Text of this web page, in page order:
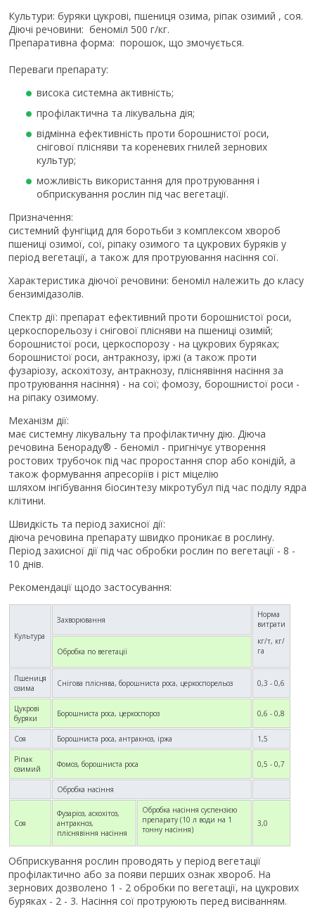
Культури: буряки цукрові, пшениця озима, ріпак озимий , соя.
Діючі речовини: беноміл 500 г/кг.
Препаративна форма: порошок, що змочується.
Переваги препарату:
висока системна активність;
профілактична та лікувальна дія;
відмінна ефективність проти борошнистої роси,
снігової плісняви та кореневих гнилей зернових
культур;
можливість використання для протруювання і
обприскування рослин під час вегетації.
Призначення:
системний фунгіцид для боротьби з комплексом хвороб
пшениці озимої, сої, ріпаку озимого та цукрових буряків у
період вегетації, а також для протруювання насіння сої.
Характеристика діючої речовини: беноміл належить до класу
бензимідазолів.
Спектр дії: препарат ефективний проти борошнистої роси,
церкоспорельозу і снігової плісняви на пшениці озимій;
борошнистої роси, церкоспорозу - на цукрових буряках;
борошнистої роси, антракнозу, іржі (а також проти
фузаріозу, аскохітозу, антракнозу, пліснявіння насіння за
протруювання насіння) - на сої; фомозу, борошнистої роси -
на ріпаку озимому.
Механізм дії:
має системну лікувальну та профілактичну дію. Діюча
речовина Бенораду® - беноміл - пригнічує утворення
ростових трубочок під час проростання спор або конідій, а
також формування апресоріїв і ріст міцелію
шляхом інгібування біосинтезу мікротубул під час поділу ядра
клітини.
Швидкість та період захисної дії:
діюча речовина препарату швидко проникає в рослину.
Період захисної дії під час обробки рослин по вегетації - 8 -
10 днів.
Рекомендації щодо застосування:
Культура
Захворювання
Норма
витрати
кг/т, кг/
га
Обробка по вегетації
Пшениця
озима
Снігова пліснява, борошниста роса, церкоспорельоз 0,3 - 0,6
Цукрові
буряки
Борошниста роса, церкоспороз 0,6 - 0,8
Соя Борошниста роса, антракноз, іржа 1,5
Ріпак
озимий
Фомоз, борошниста роса 0,5 - 0,7
Обробка насіння
Соя
Фузаріоз, аскохітоз,
антракноз,
пліснявіння насіння
Обробка насіння суспензією
препарату (10 л води на 1
тонну насіння)
3,0
Обприскування рослин проводять у період вегетації
профілактично або за появи перших ознак хвороб. На
зернових дозволено 1 - 2 обробки по вегетації, на цукрових
буряках - 2 - 3. Насіння сої протруюють перед висіванням.